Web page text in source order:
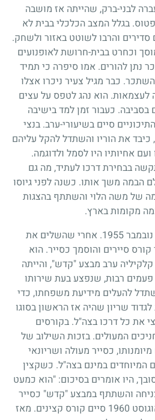
לבני-ברק, שהייתה אז מושבה
בגלל המצב הכלכלי בבית לא
סדירים והרבו לשוטט באזור ולשחק.
וכחרט בבית-חרושת לאופנועים
להורים. אמו סיפרה כי תמיד
כבר מגיל צעיר ניכרו אצלו
לעצמאות. הוא נהג לטפס על עצים
כעבור זמן למד בישיבה
סיים בשיעורי-ערב. בנצי
את הוריו והשתדל להקל עליהם
אחיותיו היו לסמל ולדוגמה.
בבחירת דרכו לעתיד, מה גם
הבמה משך אותו. כשנה לפני גיוסו
של משה הלוי והשתתף בהצגות
מקומות בארץ.
1955. אחרי שהשלים את
סיירים והוסמך כסייר. הוא
ערב מבצע "קדש", והייתה
רבות, שנפצע בעת שירותו
להעלים מידיעת משפחתו, כדי
שריון שהיה אז הראשון בסוגו
את כל דרכו בצה"ל. בקורסים
המעולים. בזכות השילוב של
כסייר מעולה ושריונאי
במינם בצה"ל. כשקצין
היו אומרים בסיכום: "הוא כמעט
והשתתף במבצע "קדש" כסייר
1960 סיים קורס קצינים. מאז